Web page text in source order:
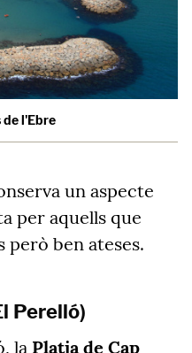
de l'Ebre
un aspecte
per aquells que
però ben ateses.
Perelló)
la Platja de Cap